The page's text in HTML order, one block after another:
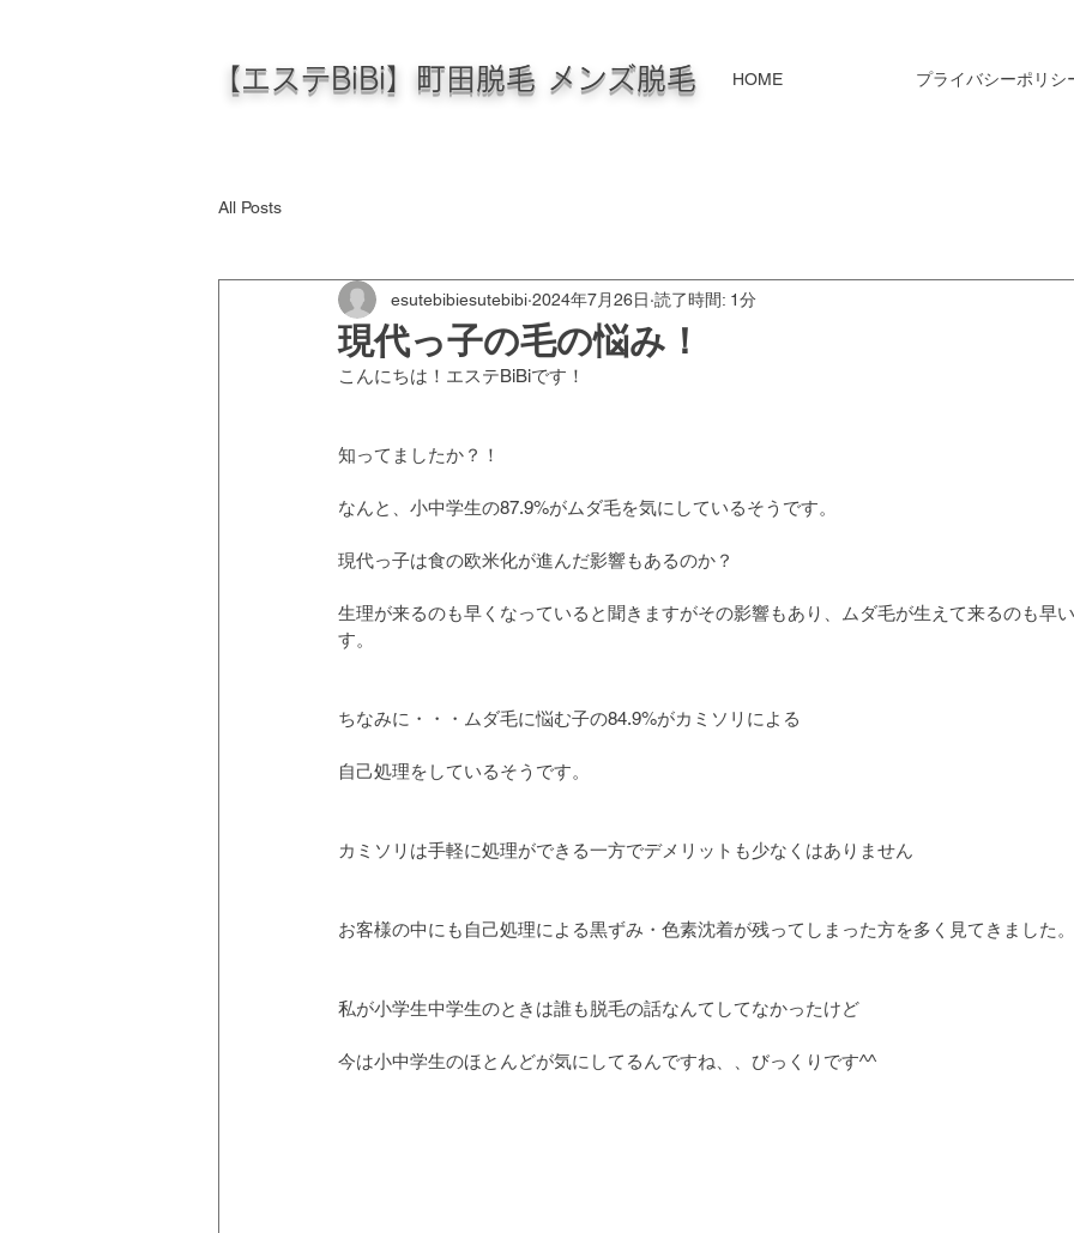
【エステBiBi】町田脱毛 メンズ脱毛 HOME プライバシーポリシ
All Posts
現代っ子の毛の悩み！
esutebibiesutebibi 2024年7月26日 読了時間: 1分
こんにちは！エステBiBiです！
知ってましたか？！
なんと、小中学生の87.9%がムダ毛を気にしているそうです。
現代っ子は食の欧米化が進んだ影響もあるのか？
生理が来るのも早くなっていると聞きますがその影響もあり、ムダ毛が生えて来るのも早
す。
ちなみに・・・ムダ毛に悩む子の84.9%がカミソリによる
自己処理をしているそうです。
カミソリは手軽に処理ができる一方でデメリットも少なくはありません
お客様の中にも自己処理による黒ずみ・色素沈着が残ってしまった方を多く見てきました。
私が小学生中学生のときは誰も脱毛の話なんてしてなかったけど
今は小中学生のほとんどが気にしてるんですね、、びっくりです^^